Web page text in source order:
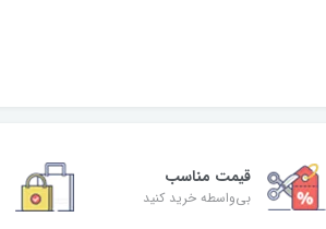
قیمت مناسب
بی‌واسطه خرید کنید